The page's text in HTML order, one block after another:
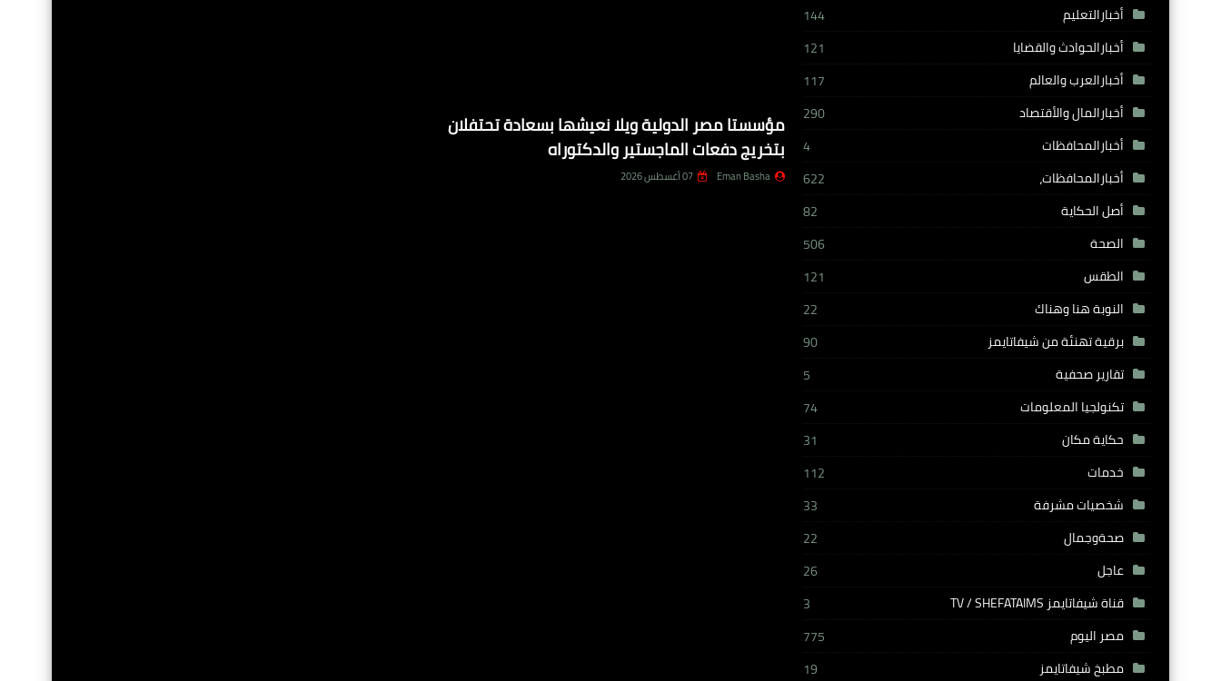
أخبارالتعليم
144
أخبارالحوادث والقضايا
121
أخبارالعرب والعالم
117
أخبارالمال والأقتصاد
290
أخبارالمحافظات
4
أخبارالمحافظات،
622
أصل الحكاية
82
الصحة
506
الطقس
121
النوبة هنا وهناك
22
برقية تهنئة من شيفاتايمز
90
تقارير صحفية
5
تكنولجيا المعلومات
74
حكاية مكان
31
خدمات
112
شخصيات مشرفة
33
صحةوجمال
22
عاجل
26
قناة شيفاتايمز TV / SHEFATAIMS
3
مصر اليوم
775
مطبخ شيفاتايمز
19
مؤسستا مصر الدولية ويلا نعيشها بسعادة تحتفلان
بتخريج دفعات الماجستير والدكتوراه
Eman Basha 07 أغسطس 2026